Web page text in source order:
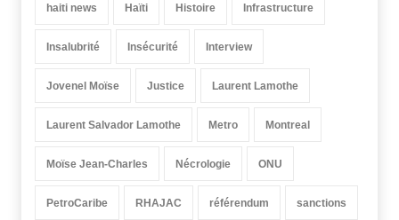
haiti news Haïti Histoire Infrastructure
Insalubrité Insécurité Interview
Jovenel Moïse Justice Laurent Lamothe
Laurent Salvador Lamothe Metro Montreal
Moïse Jean-Charles Nécrologie ONU
PetroCaribe RHAJAC référendum sanctions